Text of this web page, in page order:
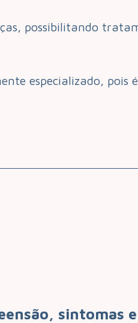
possibilitando
especializado, pois
sintomas